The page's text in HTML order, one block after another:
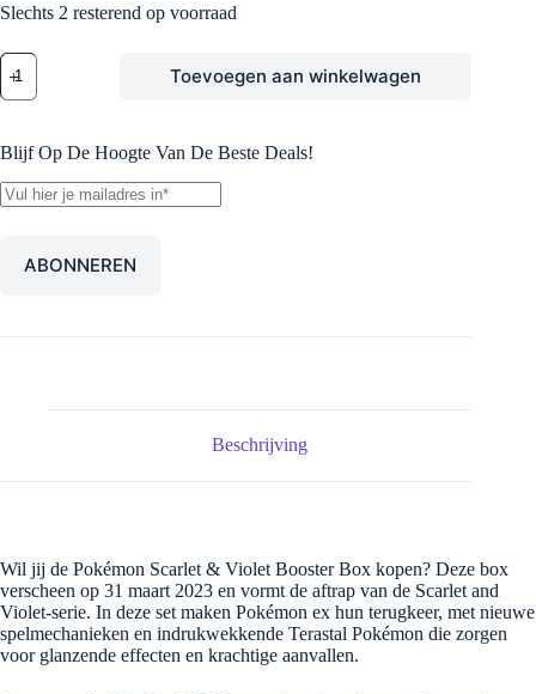
Slechts 2 resterend op voorraad
Scarlet
&
Violet
Box
aantal
Toevoegen aan winkelwagen
Blijf Op De Hoogte Van De Beste Deals!
Beschrijving
Wil jij de Pokémon Scarlet & Violet Booster Box kopen? Deze box
verscheen op 31 maart 2023 en vormt de aftrap van de Scarlet and
Violet-serie. In deze set maken Pokémon ex hun terugkeer, met nieuwe
spelmechanieken en indrukwekkende Terastal Pokémon die zorgen
voor glanzende effecten en krachtige aanvallen.